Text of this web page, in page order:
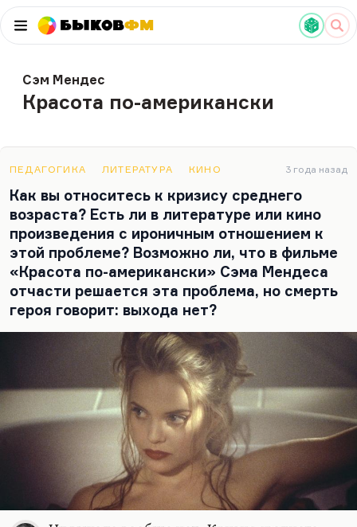
БыковФМ
Сэм Мендес
Красота по-американски
ПЕДАГОГИКА ЛИТЕРАТУРА КИНО 3 года назад
Как вы относитесь к кризису среднего
возраста? Есть ли в литературе или кино
произведения с ироничным отношением к
этой проблеме? Возможно ли, что в фильме
«Красота по-американски» Сэма Мендеса
отчасти решается эта проблема, но смерть
героя говорит: выхода нет?